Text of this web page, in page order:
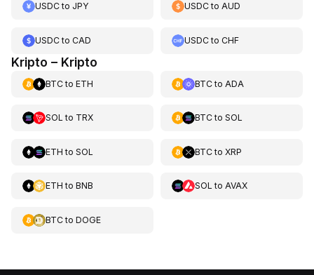
USDCto JPY USDCtoAUD
USDCto CAD USDCtoCHF
Kripto – Kripto
BTCto ETH BTCto ADA
SOL to TRX BTCto SOL
ETH to SOL BTCto XRP
ETH to BNB SOL to AVAX
BTCto DOGE